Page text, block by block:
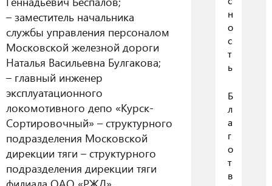
– заместитель начальника
службы управления персоналом
Московской железной дороги
Наталья Васильевна Булгакова;
– главный инженер
эксплуатационного
локомотивного депо «Курск-
Сортировочный» – структурного
подразделения Московской
дирекции тяги – структурного
подразделения дирекции тяги
н
о
с
т
ь
Б
л
а
г
о
т
в